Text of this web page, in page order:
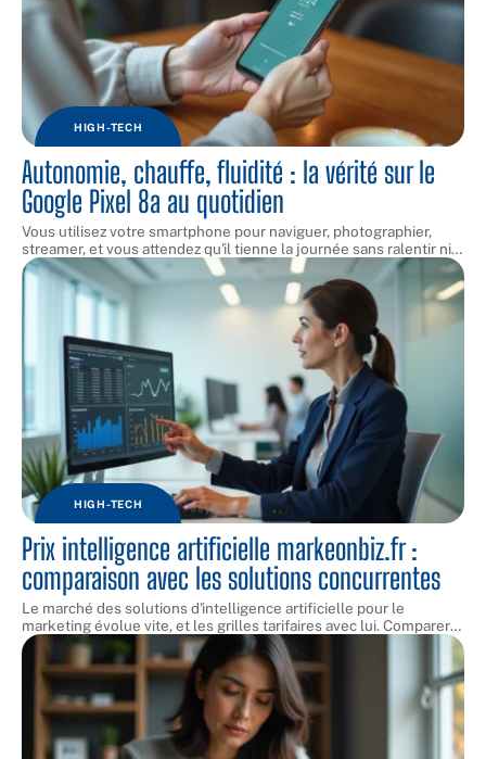
HIGH-TECH
Autonomie, chauffe, fluidité : la vérité sur le
Google Pixel 8a au quotidien
Vous utilisez votre smartphone pour naviguer, photographier,
streamer, et vous attendez qu'il tienne la journée sans ralentir ni…
HIGH-TECH
Prix intelligence artificielle markeonbiz.fr :
comparaison avec les solutions concurrentes
Le marché des solutions d'intelligence artificielle pour le
marketing évolue vite, et les grilles tarifaires avec lui. Comparer…